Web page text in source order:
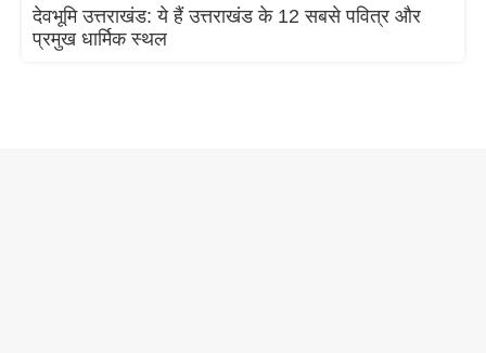
देवभूमि उत्तराखंड: ये हैं उत्तराखंड के 12 सबसे पवित्र और
प्रमुख धार्मिक स्थल